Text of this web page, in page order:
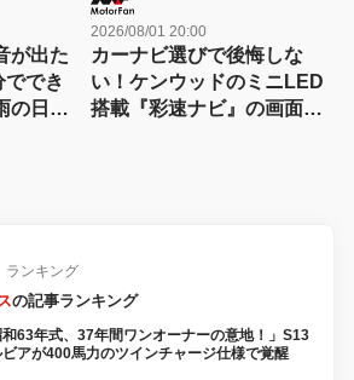
が出た
ででき
の日の
2026/08/01 20:00
カーナビ選びで後悔しな
い！ケンウッドのミニLED
搭載『彩速ナビ』の画面の
ランキング
の記事ランキング
和63年式、37年間ワンオーナーの意地！」S13
ビアが400馬力のツインチャージ仕様で覚醒